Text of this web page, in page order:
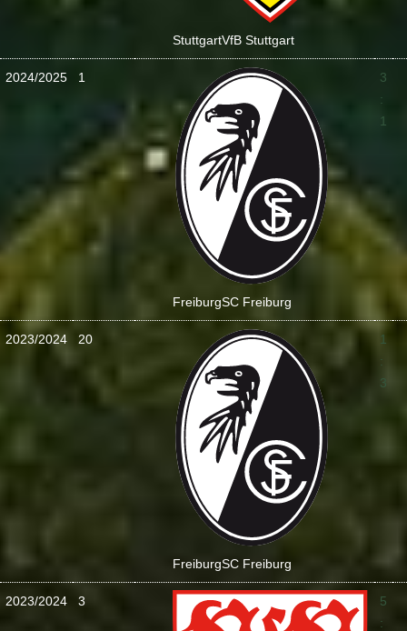
StuttgartVfB Stuttgart
2024/2025 1
FreiburgSC Freiburg
3
:
1
2023/2024 20
FreiburgSC Freiburg
1
:
3
2023/2024 3
5
: